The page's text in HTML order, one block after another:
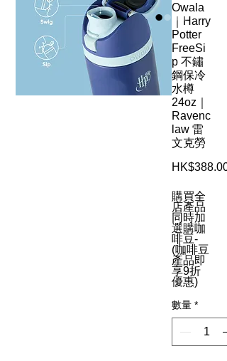
Owala
｜Harry
Potter
FreeSi
p 不鏽
鋼保冷
水樽
24oz｜
Ravenc
law 雷
文克勞
HK$388.00
購買全
店產品
同時加
選購咖
啡豆-
(咖啡豆
產品即
享9折
優惠)
數量 *